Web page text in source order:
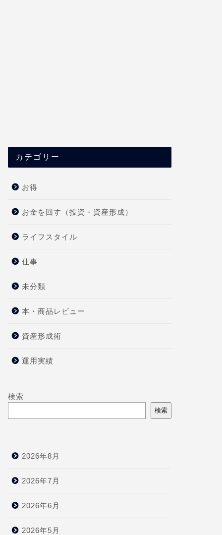
カテゴリー
お得
お金を回す（投資・資産形成）
ライフスタイル
仕事
未分類
本・商品レビュー
資産形成術
運用実績
検索
検索
2026年8月
2026年7月
2026年6月
2026年5月